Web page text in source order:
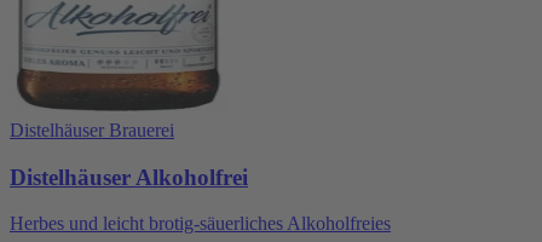
Distelhäuser Brauerei
Distelhäuser Alkoholfrei
Herbes und leicht brotig-säuerliches Alkoholfreies